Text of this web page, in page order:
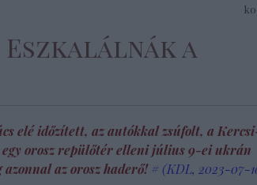
Eszkalálnák a
elé időzített, az autókkal zsúfolt, a
orosz repülőtér elleni július 9-ei ukrán
az orosz haderő! # (KDL, 2023-07-